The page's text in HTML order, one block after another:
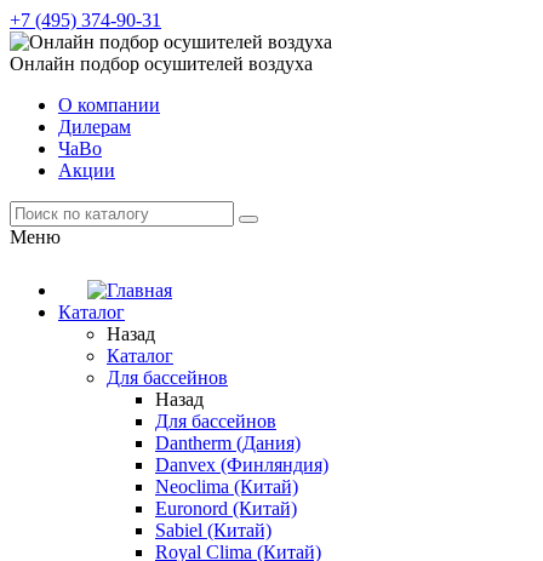
+7 (495) 374-90-31
Онлайн подбор осушителей воздуха
О компании
Дилерам
ЧаВо
Акции
Меню
Каталог
Назад
Каталог
Для бассейнов
Назад
Для бассейнов
Dantherm (Дания)
Danvex (Финляндия)
Neoclima (Китай)
Euronord (Китай)
Sabiel (Китай)
Royal Clima (Китай)